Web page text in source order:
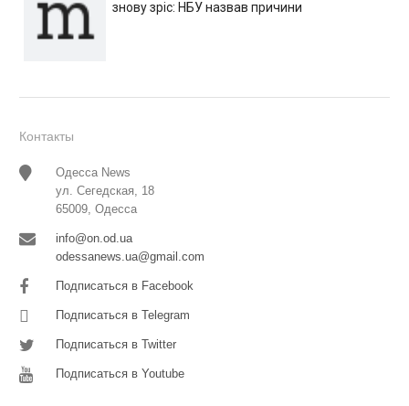
знову зріс: НБУ назвав причини
Контакты
Одесса News
ул. Сегедская, 18
65009, Одесса
info@on.od.ua
odessanews.ua@gmail.com
Подписаться в Facebook
Подписаться в Telegram
Подписаться в Twitter
Подписаться в Youtube